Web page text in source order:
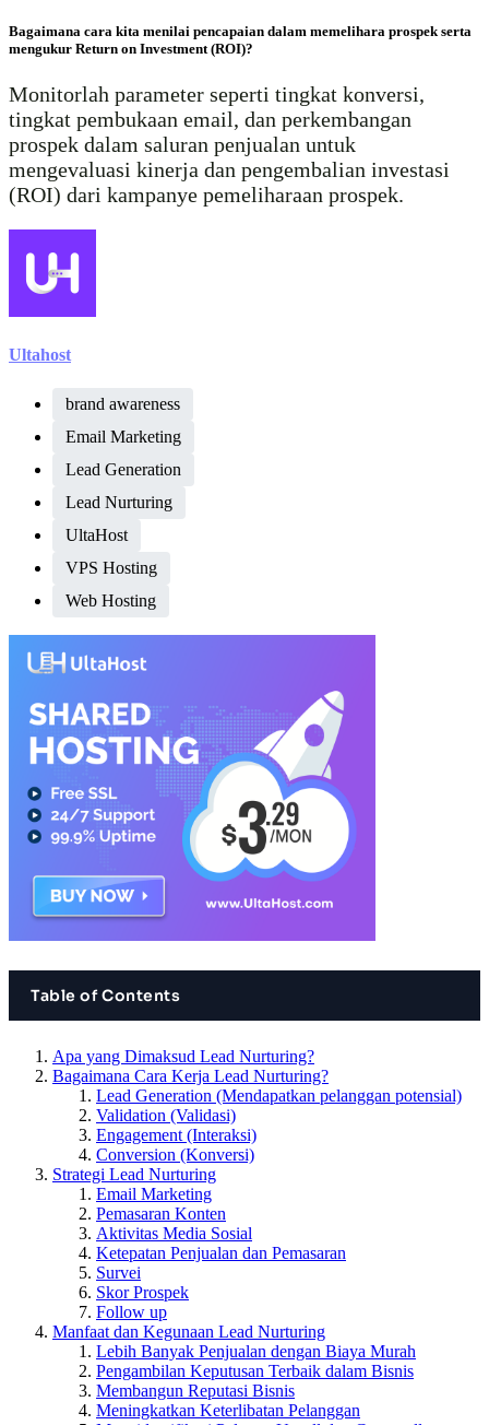
Bagaimana cara kita menilai pencapaian dalam memelihara prospek serta
mengukur Return on Investment (ROI)?
Monitorlah parameter seperti tingkat konversi,
tingkat pembukaan email, dan perkembangan
prospek dalam saluran penjualan untuk
mengevaluasi kinerja dan pengembalian investasi
(ROI) dari kampanye pemeliharaan prospek.
Ultahost
brand awareness
Email Marketing
Lead Generation
Lead Nurturing
UltaHost
VPS Hosting
Web Hosting
Table of Contents
Apa yang Dimaksud Lead Nurturing?
Bagaimana Cara Kerja Lead Nurturing?
Lead Generation (Mendapatkan pelanggan potensial)
Validation (Validasi)
Engagement (Interaksi)
Conversion (Konversi)
Strategi Lead Nurturing
Email Marketing
Pemasaran Konten
Aktivitas Media Sosial
Ketepatan Penjualan dan Pemasaran
Survei
Skor Prospek
Follow up
Manfaat dan Kegunaan Lead Nurturing
Lebih Banyak Penjualan dengan Biaya Murah
Pengambilan Keputusan Terbaik dalam Bisnis
Membangun Reputasi Bisnis
Meningkatkan Keterlibatan Pelanggan